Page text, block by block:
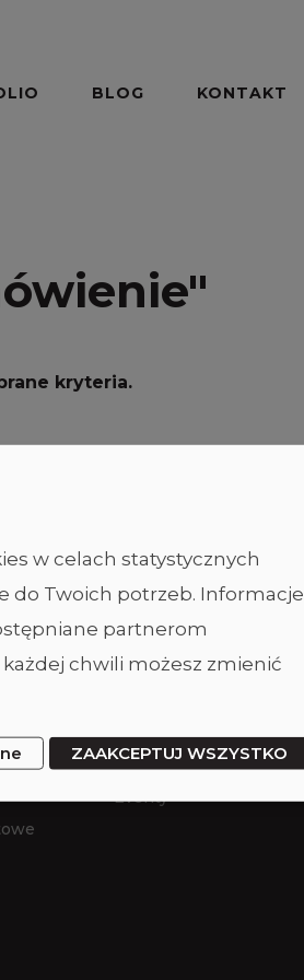
BLOG KONTAKT
kryteria.
Oferta
Wynajem sprzętu
Sesje zdjęciowe
Eventy
w celach statystycznych
do Twoich potrzeb. Informacje
partnerom
chwili możesz zmienić
ZAAKCEPTUJ WSZYSTKO